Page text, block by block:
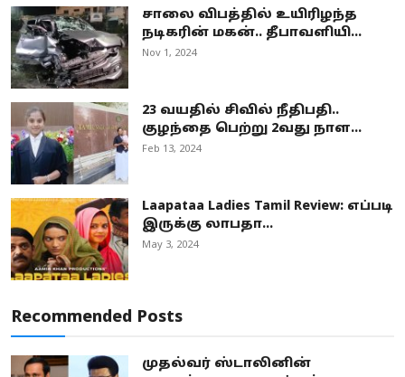
சாலை விபத்தில் உயிரிழந்த
நடிகரின் மகன்.. தீபாவளியி...
Nov 1, 2024
23 வயதில் சிவில் நீதிபதி..
குழந்தை பெற்று 2வது நாள...
Feb 13, 2024
Laapataa Ladies Tamil Review: எப்படி
இருக்கு லாபதா...
May 3, 2024
Recommended Posts
முதல்வர் ஸ்டாலினின்